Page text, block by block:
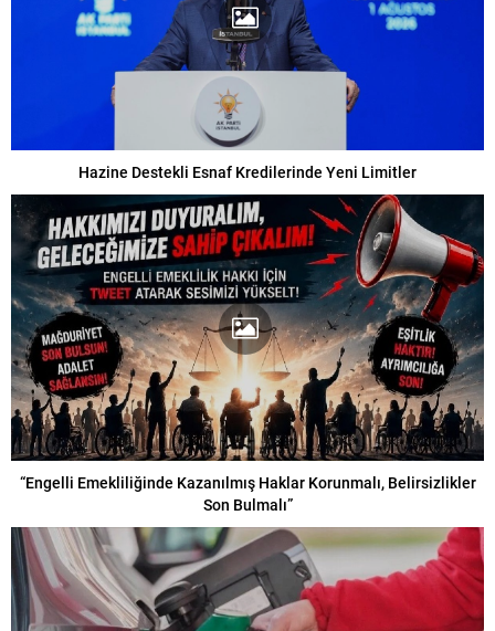
Hazine Destekli Esnaf Kredilerinde Yeni Limitler
“Engelli Emekliliğinde Kazanılmış Haklar Korunmalı, Belirsizlikler
Son Bulmalı”